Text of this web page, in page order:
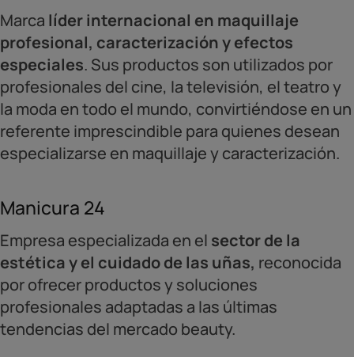
Marca líder internacional en maquillaje
profesional, caracterización y efectos
especiales. Sus productos son utilizados por
profesionales del cine, la televisión, el teatro y
la moda en todo el mundo, convirtiéndose en un
referente imprescindible para quienes desean
especializarse en maquillaje y caracterización.
Manicura 24
Empresa especializada en el sector de la
estética y el cuidado de las uñas, reconocida
por ofrecer productos y soluciones
profesionales adaptadas a las últimas
tendencias del mercado beauty.